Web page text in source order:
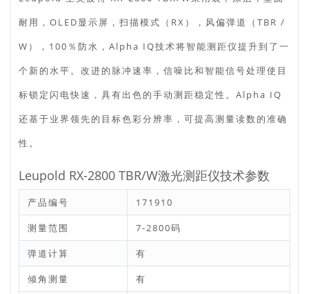
耐用，OLED显示屏，扫描模式（RX），风偏弹道（TBR /
W），100％防水，Alpha IQ技术将智能测距仪提升到了一
个新的水平。改进的脉冲速率，信噪比和智能信号处理使目
标锁定闪电快速，具有出色的手动测距稳定性。Alpha IQ
还基于业界领先的目标色彩分辨率，可提高测量读数的准确
性。
Leupold RX-2800 TBR/W激光测距仪技术参数
产品编号 171910
测量范围 7-2800码
弹道计算 有
倾角测量 有